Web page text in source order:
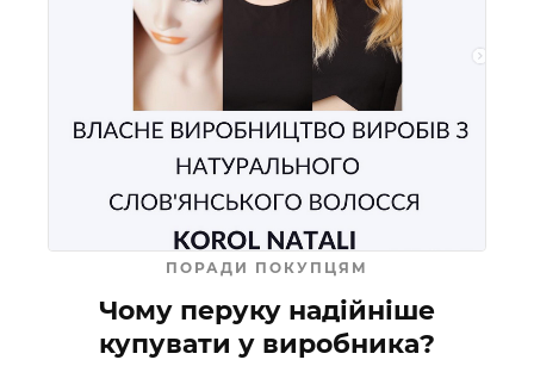
ПОРАДИ ПОКУПЦЯМ
Чому перуку надійніше
купувати у виробника?